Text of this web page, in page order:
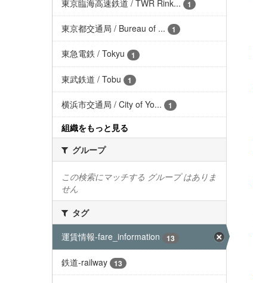
東京臨海高速鉄道 / TWR Rink... 1
東京都交通局 / Bureau of ... 1
東急電鉄 / Tokyu 1
東武鉄道 / Tobu 1
横浜市交通局 / City of Yo... 1
組織をもっと見る
グループ
この検索にマッチする グループ はありま
せん
タグ
運賃情報-fare_information
13
鉄道-railway 13